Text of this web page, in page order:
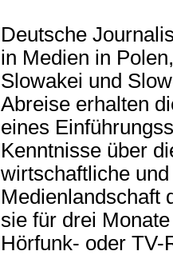
Deutsche
in Medien in
Slowakei und
Abreise erhalten
eines
Kenntnisse über
wirtschaftliche
Medienlandschaft
sie für drei
Hörfunk- oder TV-